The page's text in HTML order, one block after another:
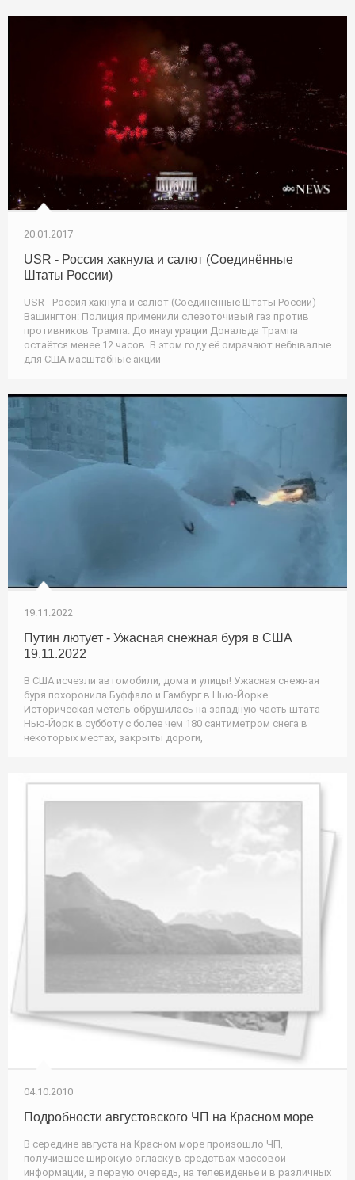
20.01.2017
USR - Россия хакнула и салют (Соединённые
Штаты России)
USR - Россия хакнула и салют (Соединённые Штаты России)
Вашингтон: Полиция применили слезоточивый газ против
противников Трампа. До инаугурации Дональда Трампа
остаётся менее 12 часов. В этом году её омрачают небывалые
для США масштабные акции
19.11.2022
Путин лютует - Ужасная снежная буря в США
19.11.2022
В США исчезли автомобили, дома и улицы! Ужасная снежная
буря похоронила Буффало и Гамбург в Нью-Йорке.
Историческая метель обрушилась на западную часть штата
Нью-Йорк в субботу с более чем 180 сантиметром снега в
некоторых местах, закрыты дороги,
04.10.2010
Подробности августовского ЧП на Красном море
В середине августа на Красном море произошло ЧП,
получившее широкую огласку в средствах массовой
информации, в первую очередь, на телевиденье и в различных